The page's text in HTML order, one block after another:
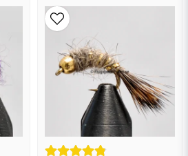
min fråga